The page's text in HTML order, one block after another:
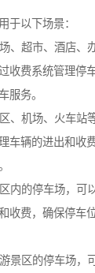
于以下场景：
、超市、酒店、
收费系统管理停
服务。
、机场、火车站
车辆的进出和收
内的停车场，可
收费，确保停车
景区的停车场，